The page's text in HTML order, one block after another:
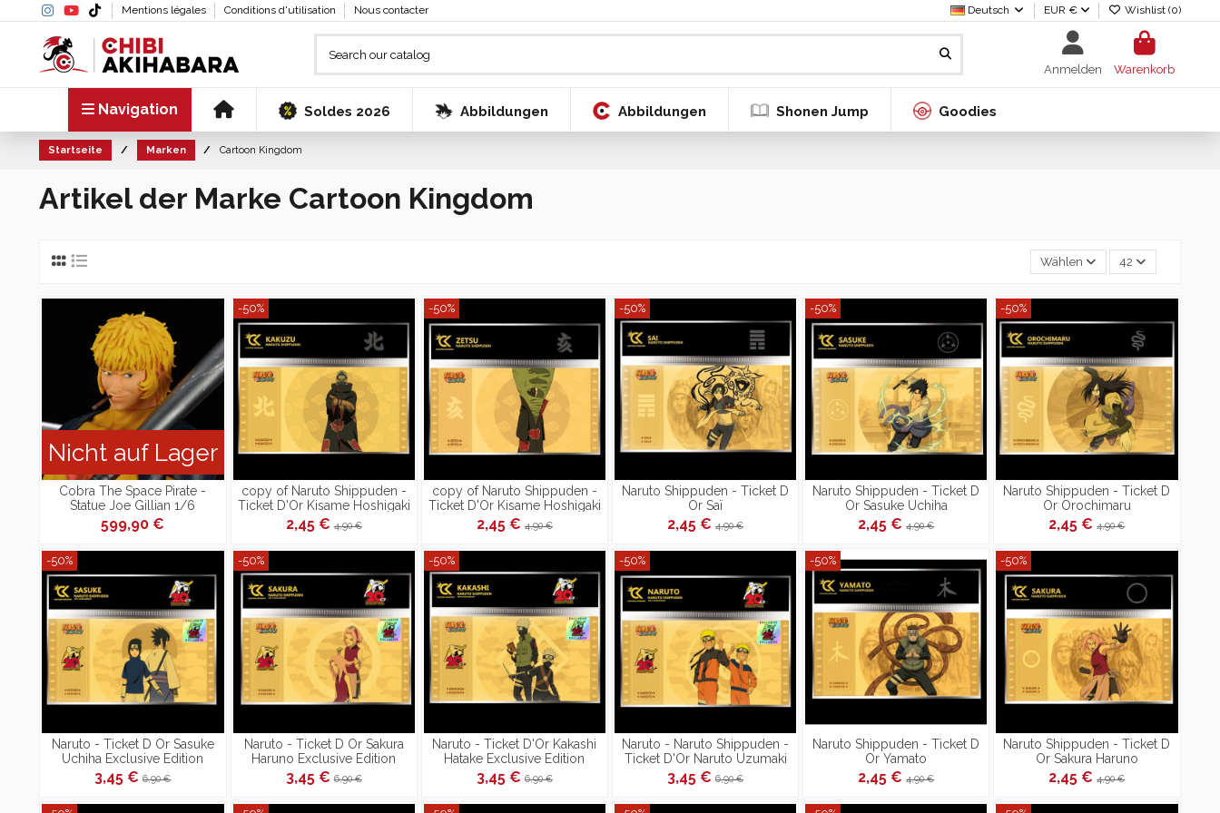
Mentions légales Conditions d'utilisation Nous contacter Deutsch EUR € Wishlist (0)
Anmelden Warenkorb
Navigation Soldes 2026 Abbildungen Abbildungen Shonen Jump Goodies
Startseite Marken Cartoon Kingdom
Artikel der Marke Cartoon Kingdom
Wählen 42
Nicht auf Lager
Cobra The Space Pirate -
Statue Joe Gillian 1/6
599,90 €
-50%
copy of Naruto Shippuden -
Ticket D'Or Kisame Hoshigaki
- Collection 2
2,45 €4,90 €
-50%
copy of Naruto Shippuden -
Ticket D'Or Kisame Hoshigaki
- Collection 2
2,45 € 4,90 €
-50%
Naruto Shippuden - Ticket D
Or Saï
2,45 €4,90 €
-50%
Naruto Shippuden - Ticket D
Or Sasuke Uchiha
2,45 €4,90 €
-50%
Naruto Shippuden - Ticket D
Or Orochimaru
2,45 €4,90 €
-50%
Naruto - Ticket D Or Sasuke
Uchiha Exclusive Edition
3,45 €6,90 €
-50%
Naruto - Ticket D Or Sakura
Haruno Exclusive Edition
3,45 €6,90 €
-50%
Naruto - Ticket D'Or Kakashi
Hatake Exclusive Edition
3,45 € 6,90 €
-50%
Naruto - Naruto Shippuden -
Ticket D'Or Naruto Uzumaki
Exclusive Edition
3,45 €6,90 €
-50%
Naruto Shippuden - Ticket D
Or Yamato
2,45 €4,90 €
-50%
Naruto Shippuden - Ticket D
Or Sakura Haruno
2,45 €4,90 €